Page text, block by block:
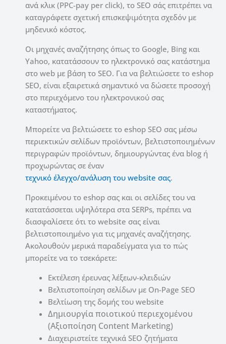
ανά κλικ (PPC-pay per click), το SEO σάς επιτρέπει να
καταγράφετε σχετική επισκεψιμότητα σχεδόν με
μηδενικό κόστος.
Οι μηχανές αναζήτησης όπως το Google, Bing και
Yahoo, κατατάσσουν το ηλεκτρονικό σας κατάστημα
στο web με βάση το SEO. Για να βελτιώσετε το eshop
SEO, είναι εξαιρετικά σημαντικό να δώσετε προσοχή
στο περιεχόμενο του ηλεκτρονικού σας
καταστήματος.
Μπορείτε να βελτιώσετε το eshop SEO σας μέσω
περιεκτικών σελίδων προϊόντων, βελτιστοποιημένων
περιγραφών προϊόντων, δημιουργώντας ένα blog ή
προχωρώντας σε έναν
τεχνικό έλεγχο/ανάλυση του website σας.
Προκειμένου το eshop σας και οι σελίδες του να
κατατάσσεται υψηλότερα στα SERPs, πρέπει να
διασφαλίσετε ότι το website σας είναι
βελτιστοποιημένο για τις μηχανές αναζήτησης.
Ακολουθούν μερικά παραδείγματα για το πώς
μπορείτε να το τσεκάρετε:
Εκτέλεση έρευνας λέξεων-κλειδιών
Βελτιστοποίηση σελίδων με On-Page SEO
Βελτίωση της δομής του website
Δημιουργία ποιοτικού περιεχομένου
(Αξιοποίηση Content Marketing)
Διαχειριστείτε τεχνικά SEO ζητήματα